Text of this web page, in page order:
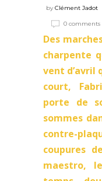
byClément Jadot
0 comments
Des
charpente
vent d’avril
court,
porte de
sommes
contre-
coupures
maestro,